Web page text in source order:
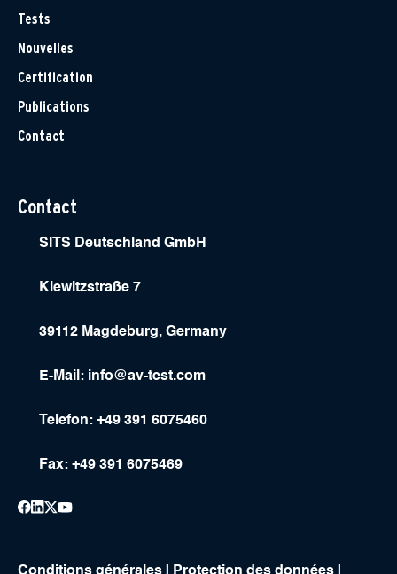
Tests
Nouvelles
Certification
Publications
Contact
Contact
SITS Deutschland GmbH
Klewitzstraße 7
39112 Magdeburg, Germany
E-Mail: info@av-test.com
Telefon: +49 391 6075460
Fax: +49 391 6075469